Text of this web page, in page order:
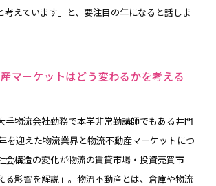
考えています」と、要注目の年になると話しま
マーケットはどう変わるかを考える
手物流会社勤務で本学非常勤講師でもある井門
を迎えた物流業界と物流不動産マーケットにつ
会構造の変化が物流の賃貸市場・投資売買市
る影響を解説」。物流不動産とは、倉庫や物流